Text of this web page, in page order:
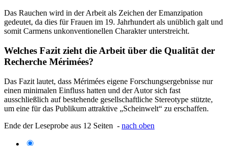
Das Rauchen wird in der Arbeit als Zeichen der Emanzipation
gedeutet, da dies für Frauen im 19. Jahrhundert als unüblich galt und
somit Carmens unkonventionellen Charakter unterstreicht.
Welches Fazit zieht die Arbeit über die Qualität der
Recherche Mérimées?
Das Fazit lautet, dass Mérimées eigene Forschungsergebnisse nur
einen minimalen Einfluss hatten und der Autor sich fast
ausschließlich auf bestehende gesellschaftliche Stereotype stützte,
um eine für das Publikum attraktive „Scheinwelt“ zu erschaffen.
Ende der Leseprobe aus 12 Seiten - nach oben